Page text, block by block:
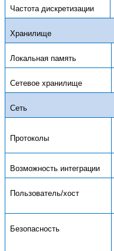
Частота дискретизации
Хранилище
Локальная память
Сетевое хранилище
Сеть
Протоколы
Возможность интеграции
Пользователь/хост
Безопасность